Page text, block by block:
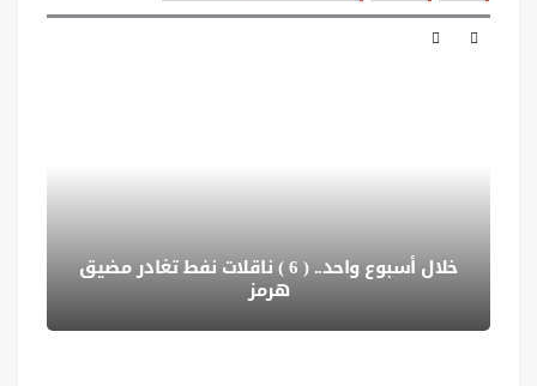
خلال أسبوع واحد.. ( 6 ) ناقلات نفط تغادر مضيق
هرمز